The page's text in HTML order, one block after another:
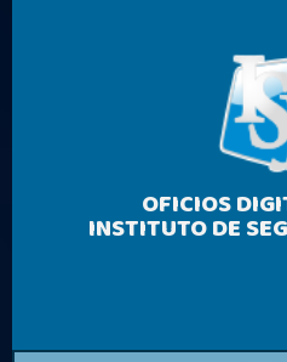
OFICIOS
INSTITUTO DE